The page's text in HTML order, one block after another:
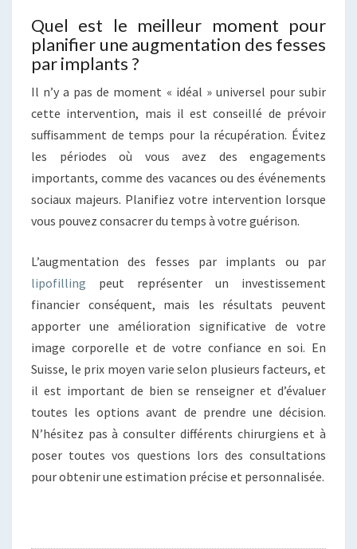
Quel est le meilleur moment pour
planifier une augmentation des fesses
par implants ?
Il n’y a pas de moment « idéal » universel pour subir
cette intervention, mais il est conseillé de prévoir
suffisamment de temps pour la récupération. Évitez
les périodes où vous avez des engagements
importants, comme des vacances ou des événements
sociaux majeurs. Planifiez votre intervention lorsque
vous pouvez consacrer du temps à votre guérison.
L’augmentation des fesses par implants ou par
lipofilling peut représenter un investissement
financier conséquent, mais les résultats peuvent
apporter une amélioration significative de votre
image corporelle et de votre confiance en soi. En
Suisse, le prix moyen varie selon plusieurs facteurs, et
il est important de bien se renseigner et d’évaluer
toutes les options avant de prendre une décision.
N’hésitez pas à consulter différents chirurgiens et à
poser toutes vos questions lors des consultations
pour obtenir une estimation précise et personnalisée.